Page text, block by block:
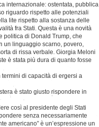
internazionale: ostentata, pubblica
riguardo rispetto alle potenziali
lite rispetto alla sostanza delle
fra Stati. Questa è una novità
politica di Donald Trump, che
un linguaggio scarno, povero,
di rissa verbale. Giorgia Meloni
è stata più dura di quanto fosse
termini di capacità di ergersi a
è stato giusto rispondere in
così al presidente degli Stati
senza necessariamente
americano” è un’espressione un